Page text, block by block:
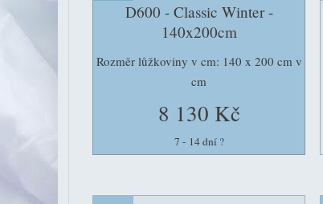
D600 - Classic Winter -
140x200cm
Rozměr lůžkoviny v cm: 140 x 200 cm v
cm
8 130 Kč
7 - 14 dní ?